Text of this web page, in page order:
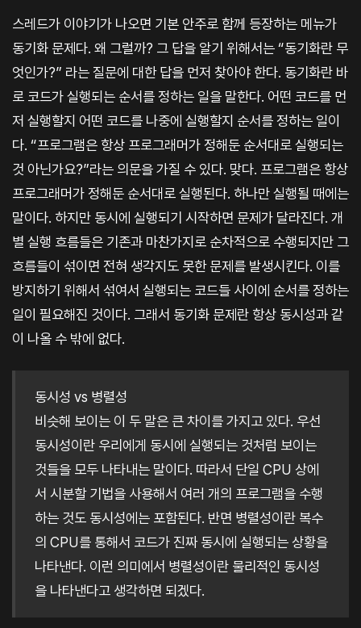
스레드가 이야기가 나오면 기본 안주로 함께 등장하는 메뉴가
동기화 문제다. 왜 그럴까? 그 답을 알기 위해서는 “동기화란 무
엇인가?” 라는 질문에 대한 답을 먼저 찾아야 한다. 동기화란 바
로 코드가 실행되는 순서를 정하는 일을 말한다. 어떤 코드를 먼
저 실행할지 어떤 코드를 나중에 실행할지 순서를 정하는 일이
다. “프로그램은 항상 프로그래머가 정해둔 순서대로 실행되는
것 아닌가요?”라는 의문을 가질 수 있다. 맞다. 프로그램은 항상
프로그래머가 정해둔 순서대로 실행된다. 하나만 실행될 때에는
말이다. 하지만 동시에 실행되기 시작하면 문제가 달라진다. 개
별 실행 흐름들은 기존과 마찬가지로 순차적으로 수행되지만 그
흐름들이 섞이면 전혀 생각지도 못한 문제를 발생시킨다. 이를
방지하기 위해서 섞여서 실행되는 코드들 사이에 순서를 정하는
일이 필요해진 것이다. 그래서 동기화 문제란 항상 동시성과 같
이 나올 수 밖에 없다.
동시성 vs 병렬성
비슷해 보이는 이 두 말은 큰 차이를 가지고 있다. 우선
동시성이란 우리에게 동시에 실행되는 것처럼 보이는
것들을 모두 나타내는 말이다. 따라서 단일 CPU 상에
서 시분할 기법을 사용해서 여러 개의 프로그램을 수행
하는 것도 동시성에는 포함된다. 반면 병렬성이란 복수
의 CPU를 통해서 코드가 진짜 동시에 실행되는 상황을
나타낸다. 이런 의미에서 병렬성이란 물리적인 동시성
을 나타낸다고 생각하면 되겠다.